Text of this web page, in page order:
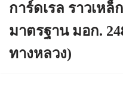
การ์ดเรล ราวเหล็
มาตรฐาน มอก.
ทางหลวง)